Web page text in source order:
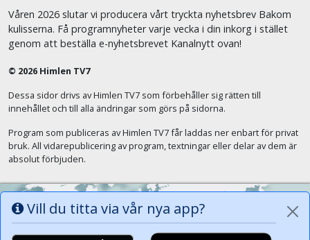
Våren 2026 slutar vi producera vårt tryckta nyhetsbrev Bakom
kulisserna. Få programnyheter varje vecka i din inkorg i stället
genom att beställa e-nyhetsbrevet Kanalnytt ovan!
Vill du titta via vår nya app?
© 2026 Himlen TV7
Dessa sidor drivs av Himlen TV7 som förbehåller sig rätten till
innehållet och till alla ändringar som görs på sidorna.
Program som publiceras av Himlen TV7 får laddas ner enbart för privat
bruk. All vidarepublicering av program, textningar eller delar av dem är
absolut förbjuden.
Alla tungor ska bekänna att Jesus Kristus